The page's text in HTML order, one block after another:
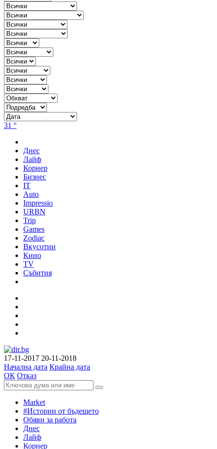
31 °
Днес
Лайф
Корнер
Бизнес
IT
Auto
Impressio
URBN
Trip
Games
Zodiac
Вкусотии
Кино
TV
Събития
17-11-2017 20-11-2018
Начална дата Крайна дата
ОК Отказ
Market
#Истории от бъдещето
Обяви за работа
Днес
Лайф
Корнер